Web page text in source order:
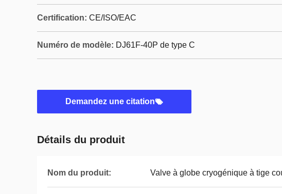
Certification: CE/ISO/EAC
Numéro de modèle: DJ61F-40P de type C
Demandez une citation
Détails du produit
Nom du produit: Valve à globe cryogénique à tige